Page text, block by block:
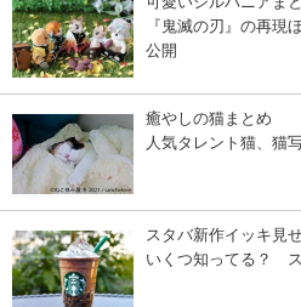
『鬼滅の刃』の再現
公開
癒やしの猫まとめ
人気タレント猫、猫
スタバ新作イッキ見せ
いくつ知ってる？